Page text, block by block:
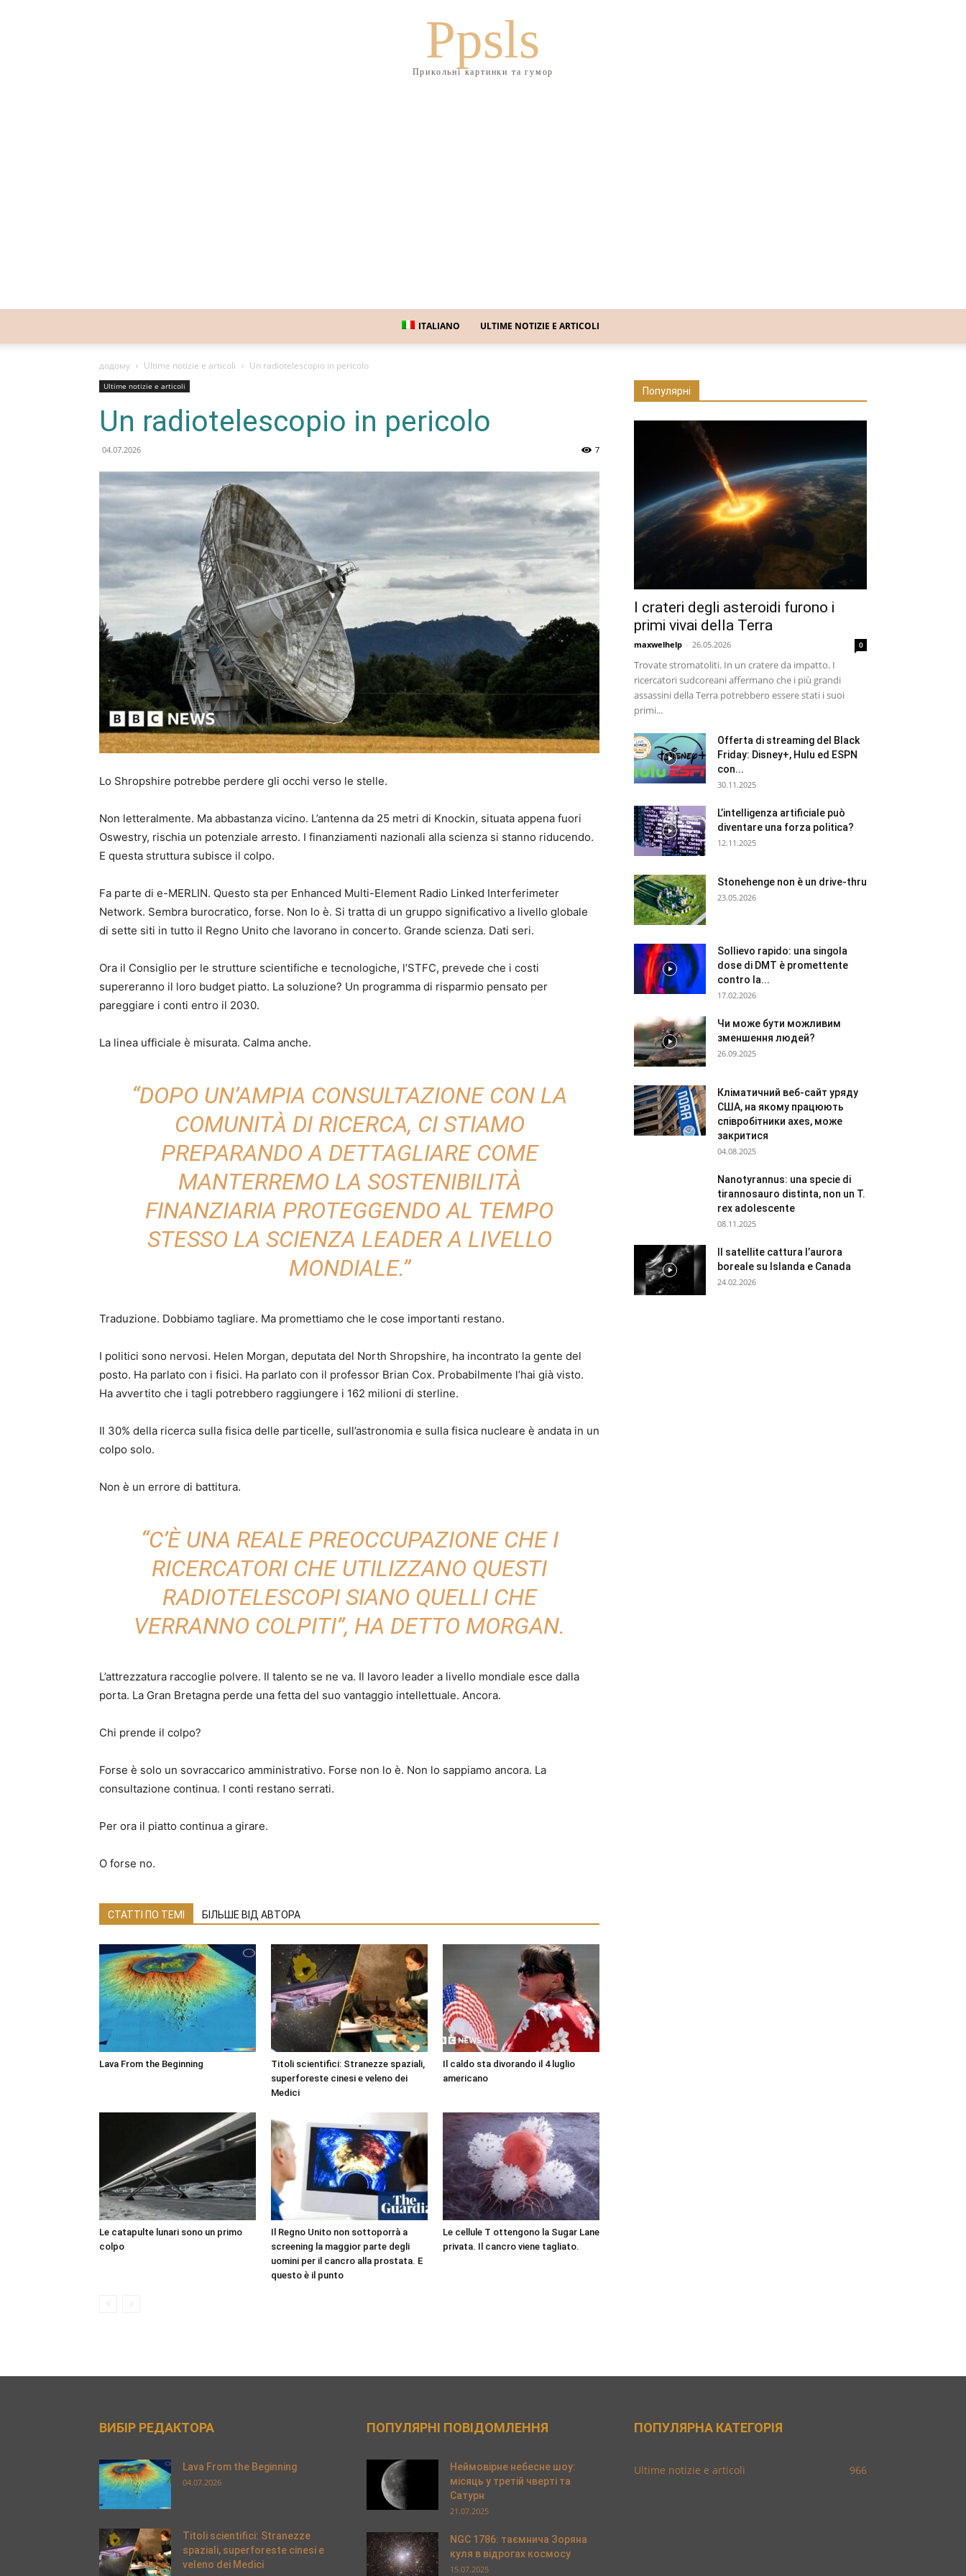
Ppsls
Прикольні картинки та гумор
ITALIANO ULTIME NOTIZIE E ARTICOLI
додому Ultime notizie e articoli Un radiotelescopio in pericolo
Ultime notizie e articoli
Un radiotelescopio in pericolo
04.07.2026 7
Lo Shropshire potrebbe perdere gli occhi verso le stelle.
Non letteralmente. Ma abbastanza vicino. L’antenna da 25 metri di Knockin, situata appena fuori
Oswestry, rischia un potenziale arresto. I finanziamenti nazionali alla scienza si stanno riducendo.
E questa struttura subisce il colpo.
Fa parte di e-MERLIN. Questo sta per Enhanced Multi-Element Radio Linked Interferimeter
Network. Sembra burocratico, forse. Non lo è. Si tratta di un gruppo significativo a livello globale
di sette siti in tutto il Regno Unito che lavorano in concerto. Grande scienza. Dati seri.
Ora il Consiglio per le strutture scientifiche e tecnologiche, l’STFC, prevede che i costi
supereranno il loro budget piatto. La soluzione? Un programma di risparmio pensato per
pareggiare i conti entro il 2030.
La linea ufficiale è misurata. Calma anche.
“DOPO UN’AMPIA CONSULTAZIONE CON LA
COMUNITÀ DI RICERCA, CI STIAMO
PREPARANDO A DETTAGLIARE COME
MANTERREMO LA SOSTENIBILITÀ
FINANZIARIA PROTEGGENDO AL TEMPO
STESSO LA SCIENZA LEADER A LIVELLO
MONDIALE.”
Traduzione. Dobbiamo tagliare. Ma promettiamo che le cose importanti restano.
I politici sono nervosi. Helen Morgan, deputata del North Shropshire, ha incontrato la gente del
posto. Ha parlato con i fisici. Ha parlato con il professor Brian Cox. Probabilmente l’hai già visto.
Ha avvertito che i tagli potrebbero raggiungere i 162 milioni di sterline.
Il 30% della ricerca sulla fisica delle particelle, sull’astronomia e sulla fisica nucleare è andata in un
colpo solo.
Non è un errore di battitura.
“C’È UNA REALE PREOCCUPAZIONE CHE I
RICERCATORI CHE UTILIZZANO QUESTI
RADIOTELESCOPI SIANO QUELLI CHE
VERRANNO COLPITI”, HA DETTO MORGAN.
L’attrezzatura raccoglie polvere. Il talento se ne va. Il lavoro leader a livello mondiale esce dalla
porta. La Gran Bretagna perde una fetta del suo vantaggio intellettuale. Ancora.
Chi prende il colpo?
Forse è solo un sovraccarico amministrativo. Forse non lo è. Non lo sappiamo ancora. La
consultazione continua. I conti restano serrati.
Per ora il piatto continua a girare.
O forse no.
СТАТТІ ПО ТЕМІ БІЛЬШЕ ВІД АВТОРА
Lava From the Beginning
Titoli scientifici: Stranezze spaziali,
superforeste cinesi e veleno dei
Medici
Il caldo sta divorando il 4 luglio
americano
Le catapulte lunari sono un primo
colpo
Il Regno Unito non sottoporrà a
screening la maggior parte degli
uomini per il cancro alla prostata. E
questo è il punto
Le cellule T ottengono la Sugar Lane
privata. Il cancro viene tagliato.
Популярні
I crateri degli asteroidi furono i
primi vivai della Terra
maxwelhelp - 26.05.2026 0
Trovate stromatoliti. In un cratere da impatto. I
ricercatori sudcoreani affermano che i più grandi
assassini della Terra potrebbero essere stati i suoi
primi...
Offerta di streaming del Black
Friday: Disney+, Hulu ed ESPN
con...
30.11.2025
L’intelligenza artificiale può
diventare una forza politica?
12.11.2025
Stonehenge non è un drive-thru
23.05.2026
Sollievo rapido: una singola
dose di DMT è promettente
contro la...
17.02.2026
Чи може бути можливим
зменшення людей?
26.09.2025
Кліматичний веб-сайт уряду
США, на якому працюють
співробітники axes, може
закритися
04.08.2025
Nanotyrannus: una specie di
tirannosauro distinta, non un T.
rex adolescente
08.11.2025
Il satellite cattura l’aurora
boreale su Islanda e Canada
24.02.2026
ВИБІР РЕДАКТОРА
Lava From the Beginning
04.07.2026
Titoli scientifici: Stranezze
spaziali, superforeste cinesi e
veleno dei Medici
ПОПУЛЯРНІ ПОВІДОМЛЕННЯ
Неймовірне небесне шоу:
місяць у третій чверті та
Сатурн
21.07.2025
NGC 1786: таємнича Зоряна
куля в відрогах космосу
15.07.2025
ПОПУЛЯРНА КАТЕГОРІЯ
Ultime notizie e articoli 966